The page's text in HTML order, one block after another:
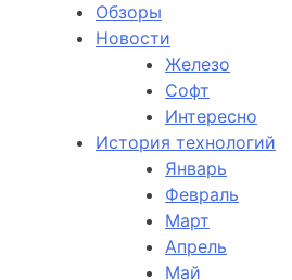
Обзоры
Новости
Железо
Софт
Интересно
История технологий
Январь
Февраль
Март
Апрель
Май